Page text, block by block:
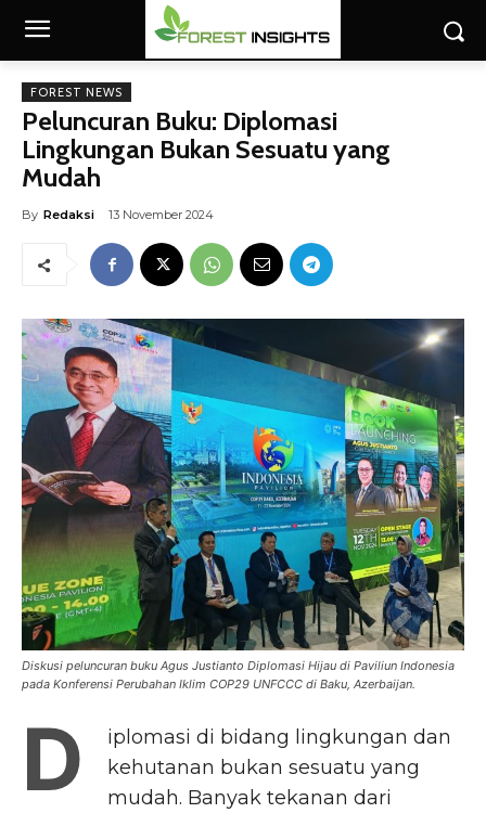
FOREST NEWS
Peluncuran Buku: Diplomasi
Lingkungan Bukan Sesuatu yang
Mudah
By Redaksi 13 November 2024
Diskusi peluncuran buku Agus Justianto Diplomasi Hijau di Paviliun Indonesia
pada Konferensi Perubahan Iklim COP29 UNFCCC di Baku, Azerbaijan.
D
iplomasi di bidang lingkungan dan
kehutanan bukan sesuatu yang
mudah. Banyak tekanan dari